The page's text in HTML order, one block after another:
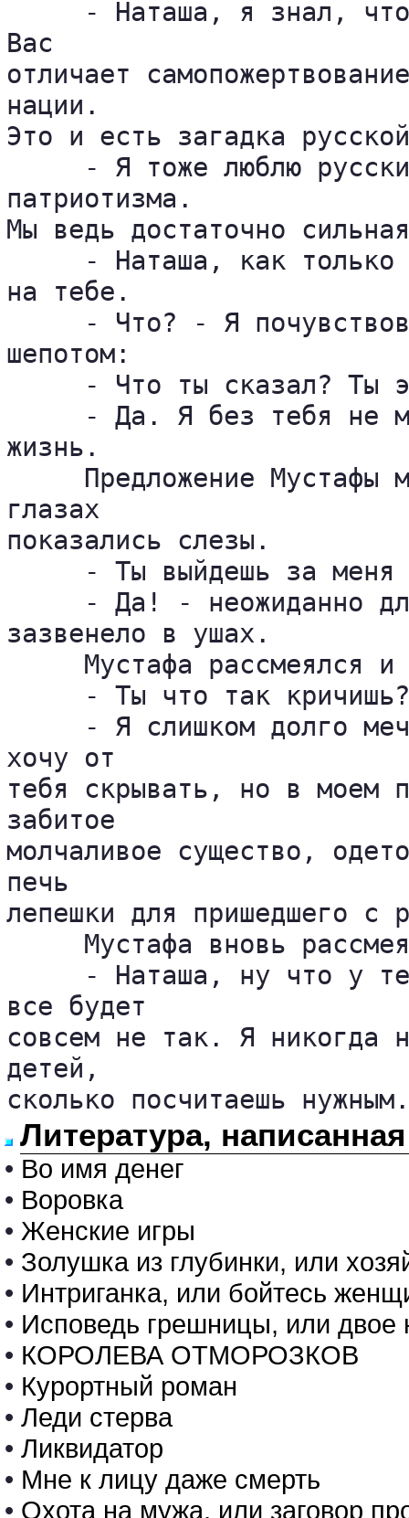
- Наташа, я знал,
Вас
отличает
нации.
Это и есть загадка
- Я тоже люблю
патриотизма.
Мы ведь достаточно
- Наташа, как
на тебе.
- Что? - Я
шепотом:
- Что ты сказал? Ты
- Да. Я без тебя не
жизнь.
Предложение Мустафы
глазах
показались слезы.
- Ты выйдешь за меня
- Да! - неожиданно
зазвенело в ушах.
Мустафа рассмеялся
     - Ты что так кричишь?
- Я слишком долго
хочу от
тебя скрывать, но в моем
забитое
молчаливое существо,
печь
лепешки для пришедшего с
Мустафа вновь
- Наташа, ну что у
все будет
совсем не так. Я никогда
детей,
сколько посчитаешь
Литература,
• Во имя денег
• Воровка
• Женские игры
• Золушка из глубинки, или
• Интриганка, или бойтесь
• Исповедь грешницы, или двое
• КОРОЛЕВА ОТМОРОЗКОВ
• Курортный роман
• Леди стерва
• Ликвидатор
• Мне к лицу даже смерть
• Охота на мужа, или заговор